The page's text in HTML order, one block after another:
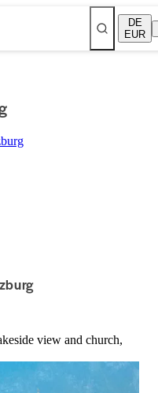
DE
EUR
view and church,